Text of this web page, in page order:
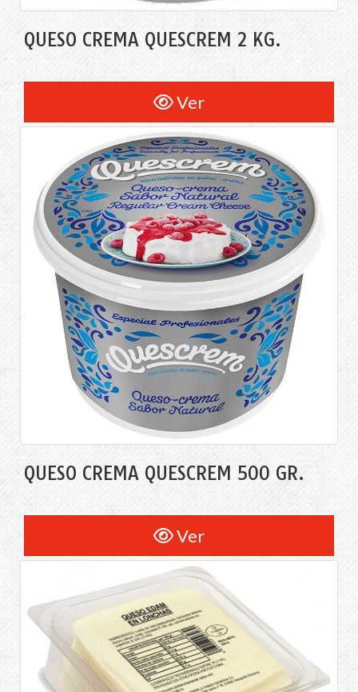
QUESO CREMA QUESCREM 2 KG.
Ver
QUESO CREMA QUESCREM 500 GR.
Ver